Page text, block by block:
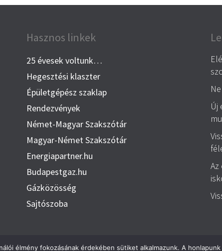
Hasznos linkek
25 évesek voltunk…
Hegesztési klaszter
Épületgépész szaklap
Rendezvények
Német-Magyar Szakszótár
Magyar-Német Szakszótár
Energiapartner.hu
Budapestgaz.hu
Gázközösség
Sajtószoba
Új
élmény fokozásának érdekében sütiket alkalmazunk. A